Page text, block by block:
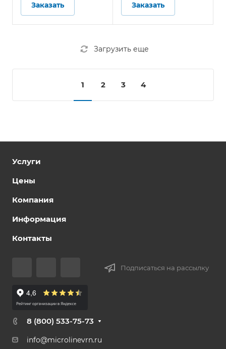
Заказать Заказать
Загрузить еще
1 2 3 4
Услуги
Цены
Компания
Информация
Контакты
Подписаться на рассылку
8 (800) 533-75-73
info@microlinevrn.ru